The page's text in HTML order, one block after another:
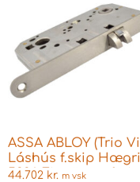
ASSA ABLOY (Trio
Láshús f.skip Hægri
5336 Eingöngu fyrir
44.702 kr. m vsk